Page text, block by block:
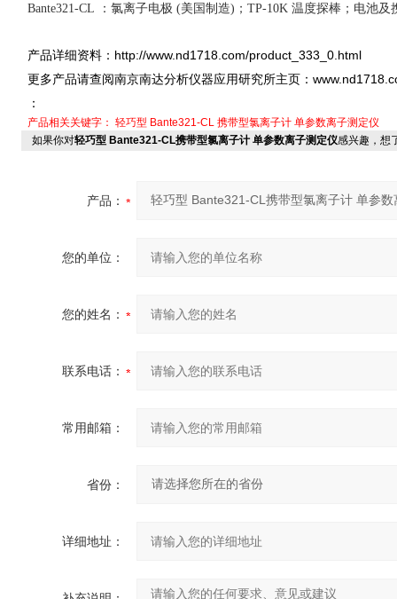
Bante321-CL
：氯离子电极 (美国制造) ； TP-10K 温度探棒；电池及
产品详细资料： http://www.nd1718.com/product_333_0.html
更多产品请查阅南京南达分析仪器应用研究所主页：
：
产品相关关键字： 轻巧型 Bante321-CL 携带型氯离子计 单参数离子测定仪
如果你对轻巧型 Bante321-CL携带型氯离子计 单参数离子测定仪感兴趣，想
产品：
您的单位：
您的姓名：
联系电话：
常用邮箱：
省份：
详细地址：